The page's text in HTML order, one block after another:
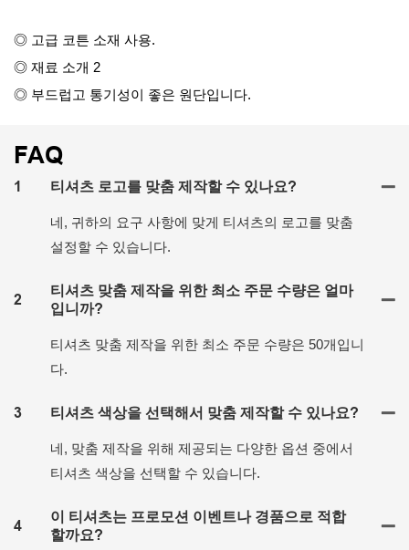
◎ 고급 코튼 소재 사용.
◎ 재료 소개 2
◎ 부드럽고 통기성이 좋은 원단입니다.
FAQ
1 티셔츠 로고를 맞춤 제작할 수 있나요?
네, 귀하의 요구 사항에 맞게 티셔츠의 로고를 맞춤
설정할 수 있습니다.
2
티셔츠 맞춤 제작을 위한 최소 주문 수량은 얼마
입니까?
티셔츠 맞춤 제작을 위한 최소 주문 수량은 50개입니
다.
3 티셔츠 색상을 선택해서 맞춤 제작할 수 있나요?
네, 맞춤 제작을 위해 제공되는 다양한 옵션 중에서
티셔츠 색상을 선택할 수 있습니다.
4
이 티셔츠는 프로모션 이벤트나 경품으로 적합
할까요?